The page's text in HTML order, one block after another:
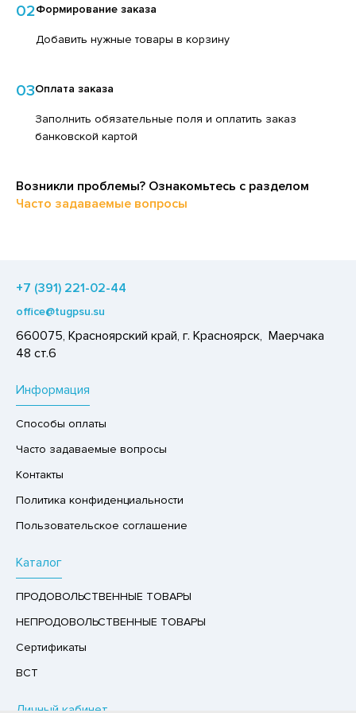
БЫСТРОГО ПРИГОТОВЛЕНИЯ
ПРЯНОСТИ, СПЕЦИИ
И САХАРОЗАМЕНИТЕЛИ
ОРЕХИ, ГРИБЫ
ПРОДУКТ
ШОКОЛАДНЫЕ БАТОНЧИКИ,
ПАСТА
ДЛЯ УХОДА ЗА КОЖЕЙ НОГ
ДЛЯ УХОДА ЗА КОЖЕЙ РУК
ДЛЯ УХОДА ЗА ТЕЛОМ
ЛИЧНОЙ ГИГИЕНЫ
ПРИНАДЛЕЖНОСТИ
02Формирование заказа
Добавить нужные товары в корзину
03Оплата заказа
Заполнить обязательные поля и оплатить заказ
банковской картой
Возникли проблемы? Ознакомьтесь с разделом
Часто задаваемые вопросы
Информация
Способы оплаты
Часто задаваемые вопросы
Контакты
Политика конфиденциальности
Пользовательское соглашение
Каталог
ПРОДОВОЛЬСТВЕННЫЕ ТОВАРЫ
НЕПРОДОВОЛЬСТВЕННЫЕ ТОВАРЫ
Сертификаты
ВСТ
Личный кабинет
+7 (391) 221-02-44
office@tugpsu.su
660075, Красноярский край, г. Красноярск, Маерчака
48 ст.6